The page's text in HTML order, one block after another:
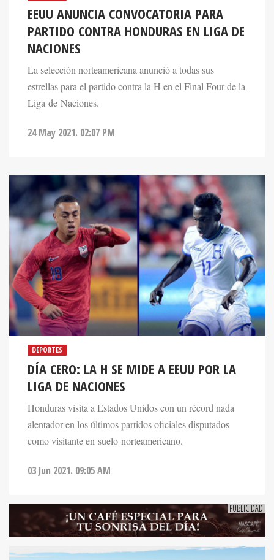
EEUU ANUNCIA CONVOCATORIA PARA
PARTIDO CONTRA HONDURAS EN LIGA DE
NACIONES
La selección norteamericana anunció a todas sus
estrellas para el partido contra la H en el Final Four de la
Liga de Naciones.
24 May 2021. 02:07 PM
DEPORTES
DÍA CERO: LA H SE MIDE A EEUU POR LA
LIGA DE NACIONES
Honduras visita a Estados Unidos con un récord nada
alentador en los últimos partidos oficiales disputados
como visitante en suelo norteamericano.
03 Jun 2021. 09:05 AM